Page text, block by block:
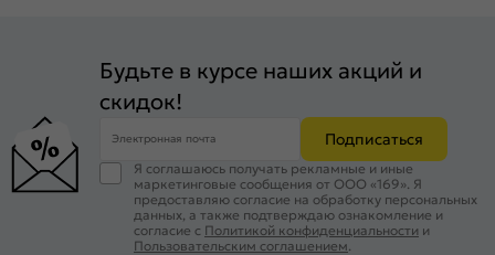
Будьте в курсе наших акций и
скидок!
Электронная почта Подписаться
Я соглашаюсь получать рекламные и иные
маркетинговые сообщения от ООО «169». Я
предоставляю согласие на обработку персональных
данных, а также подтверждаю ознакомление и
согласие с Политикой конфиденциальности и
Пользовательским соглашением